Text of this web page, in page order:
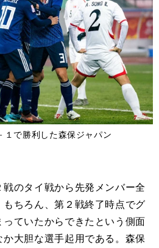
１で勝利した森保ジャパン
のタイ戦から先発メンバー全
ちろん、第２戦終了時点でグ
ていたからできたという側面
大胆な選手起用である。森保